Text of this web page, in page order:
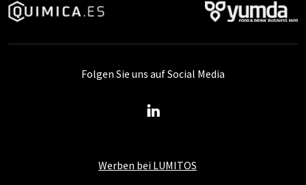
Werben bei LUMITOS
Folgen Sie uns auf Social Media